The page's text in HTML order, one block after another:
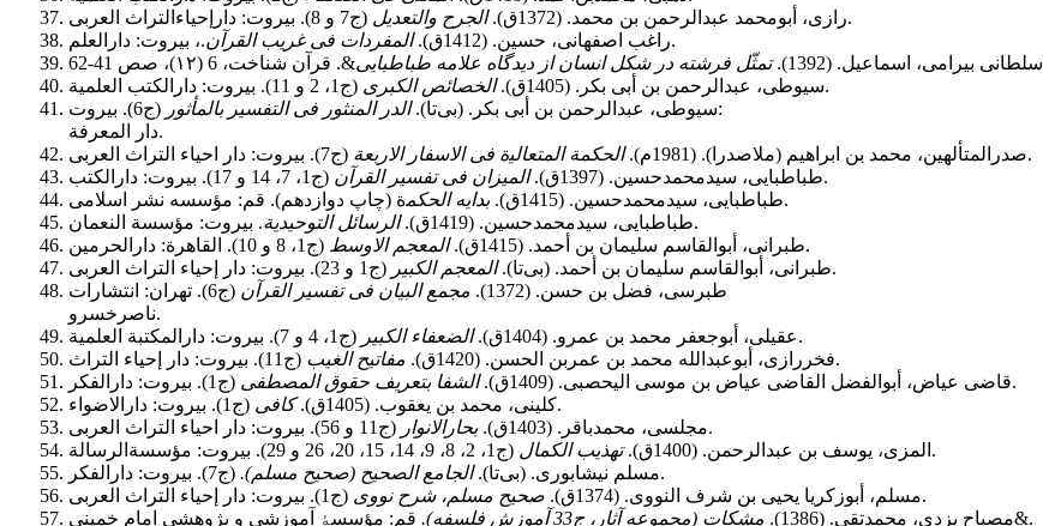
رازی، أبومحمد عبدالرحمن بن محمد. (1372ق).
الجرح والتعدیل
(ج7 و 8). بیروت: دارإحیاءالتراث العربی.
راغب اصفهانی، حسین. (1412ق).
المفردات فی غریب القرآن
.، بیروت: دارالعلم.
سلطانی بیرامی، اسماعیل. (1392).
تمثّل فرشته در شکل انسان از دیدگاه علامه طباطبایی
سیوطی، عبدالرحمن بن أبی بکر. (1405ق).
الخصائص الکبرى
(ج1، 2 و 11). بیروت: دارالکتب العلمیة.
سیوطی، عبدالرحمن بن أبی بکر. (بی‌تا).الدر المنثور فی التفسیر بالمأثور
(ج6). بیروت:
دار المعرفة.
صدرالمتألهین، ﻣﺤﻤﺪ ﺑﻦ اﺑﺮاﻫﯿﻢ (ﻣﻼﺻﺪرا). (1981م).
الحکمة اﻟﻤﺘﻌﺎﻟﯿة ﻓﯽ اﻻﺳﻔﺎر اﻻربعة
(ج7). ﺑﯿﺮوت: دار اﺣﯿﺎء اﻟﺘﺮاث العربی.
طباطبایی، سیدمحمدحسین. (1397ق).
المیزان فی تفسیر القرآن
(ج1، 7، 14 و 17). بیروت: دارالکتب.
طباطبایی، سیدمحمدحسین. (1415ق).
ﺑﺪاﯾﻪ اﻟﺤﮑﻤ
ة (ﭼﺎپ دوازدﻫﻢ). ﻗﻢ: ﻣﺆﺳﺴﻪ ﻧﺸﺮ اﺳﻼﻣﯽ.
طباطبایی، سیدمحمدحسین. (1419ق).
اﻟﺮﺳﺎﺋﻞ اﻟﺘﻮﺣﯿﺪیة
. ﺑﯿﺮوت: مؤسسة النعمان.
طبرانی، أبوالقاسم سلیمان بن أحمد. (1415ق).
المعجم الاوسط
(ج1، 8 و 10). القاهرة: دارالحرمین.
طبرانی، أبوالقاسم سلیمان بن أحمد. (بی‌تا).المعجم الکبیر
(ج1 و 23). بیروت: دار إحیاء التراث العربی.
طبرسی، فضل بن حسن. (1372).
مجمع البیان فى تفسیر القرآن (ج6). تهران: انتشارات
ناصرخسرو.
عقیلی، أبوجعفر محمد بن عمرو. (1404ق).
الضعفاء الکبیر
(ج1، 4 و 7). بیروت: دارالمکتبة العلمیة.
فخررازی، أبوعبدالله محمد بن عمربن الحسن. (1420ق).
مفاتیح الغیب
(ج11). بیروت: دار إحیاء التراث.
قاضی عیاض، أبوالفضل القاضی عیاض بن موسى الیحصبی. (1409ق).
الشفا بتعریف حقوق المصطفى
(ج1). بیروت: دارالفکر.
کلینی، محمد بن یعقوب. (1405ق).
کافی
(ج1). بیروت: دارالاضواء.
مجلسی، محمدباقر. (1403ق).
بحارالانوار
(ج11 و 56). بیروت: دار احیاء التراث العربی.
المزی، یوسف بن عبدالرحمن. (1400ق).
تهذیب الکمال
(ج1، 2، 8، 9، 14، 15، 20، 26 و 29). بیروت: مؤسسةالرسالة.
مسلم نیشابوری. (بی‌تا).الجامع الصحیح (صحیح مسلم).
(ج7). بیروت: دارالفکر.
مسلم، أبوزکریا یحیى بن شرف النووی. (1374ق).
صحیح مسلم، شرح نووی
(ج1). بیروت: دار إحیاء التراث العربی.
مصباح یزدی، محمدتقی. (1386).
ﻣﺸﮑﺎت (مجموعه آثار، ج33 آﻣﻮزش ﻓﻠﺴﻔﻪ).
ﻗﻢ: ﻣﺆﺳﺴﮥ آﻣﻮزﺷﯽ و ﭘﮋوﻫﺸﯽ اﻣﺎم ﺧﻤﯿﻨﯽ&.